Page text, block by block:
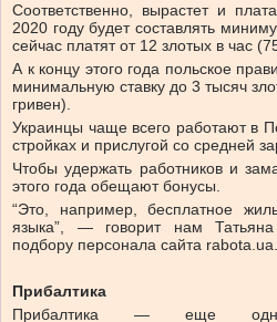
Соответственно, вырастет и
2020 году будет составлять
сейчас платят от 12 злотых в час
А к концу этого года польское
минимальную ставку до 3 тысяч
гривен).
Украинцы чаще всего работают в
стройках и прислугой со средней
Чтобы удержать работников и
этого года обещают бонусы.
“Это, например, бесплатное
языка”, — говорит нам
подбору персонала сайта rabota.ua.
Прибалтика
Прибалтика — еще